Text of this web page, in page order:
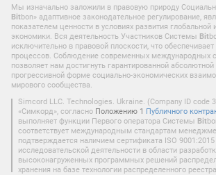
Мы изначально заложили в правовую природу
Bitbon» адаптивное законодательное регулирование,
показателем ценности в условиях развития
экономики. Вся деятельность Участников Системы Bit
исключительно в правовой плоскости, что
процессов. Соблюдение современных международных
позволяет нам достигнуть гарантированной
прогрессивной форме социально-экономических
мирового сообщества.
Simcord LLC. Technologies. Ukraine. (Company ID code
«Симкорд», согласно Положению 1 Публичного
выполняет функции Первого оператора Системы Bit
соответствует международным стандартам
подтверждается наличием сертификата ISO
исследовательской деятельности в области
высоконагруженных программных решений
хранения на базе технологии распределенного реестра.